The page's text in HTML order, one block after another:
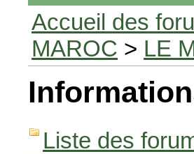
Accueil des
MAROC > LE
Liste des